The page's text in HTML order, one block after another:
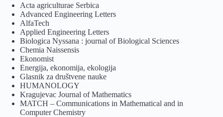
Acta agriculturae Serbica
Advanced Engineering Letters
AlfaTech
Applied Engineering Letters
Biologica Nyssana : journal of Biological Sciences
Chemia Naissensis
Ekonomist
Energija, ekonomija, ekologija
Glasnik za društvene nauke
HUMANOLOGY
Kragujevac Journal of Mathematics
MATCH – Communications in Mathematical and in
Computer Chemistry